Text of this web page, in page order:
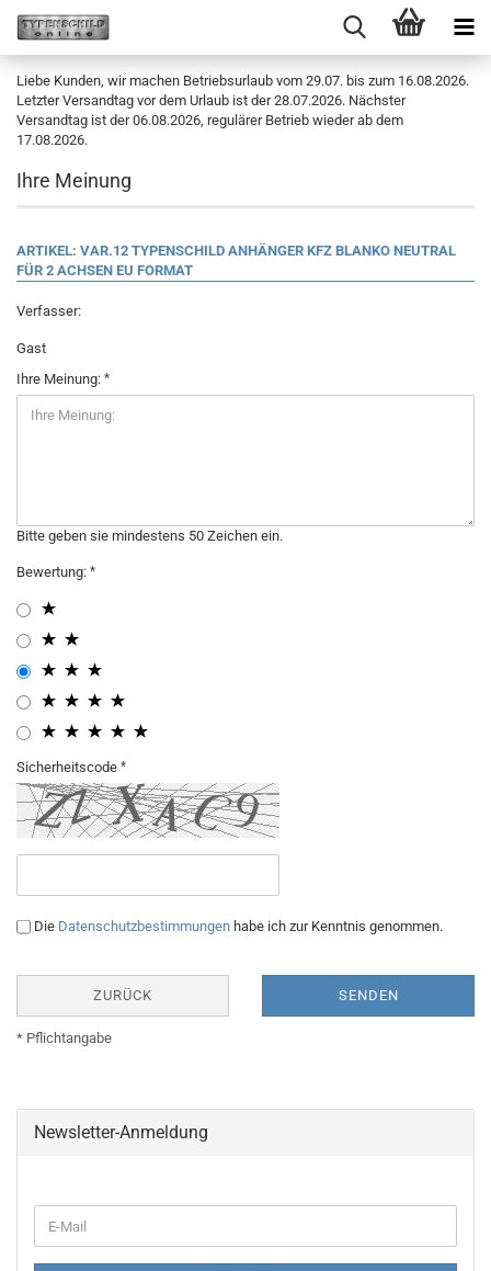
Liebe Kunden, wir machen Betriebsurlaub vom 29.07. bis zum 16.08.2026.
Letzter Versandtag vor dem Urlaub ist der 28.07.2026. Nächster
Versandtag ist der 06.08.2026, regulärer Betrieb wieder ab dem
17.08.2026.
Ihre Meinung
ARTIKEL: VAR.12 TYPENSCHILD ANHÄNGER KFZ BLANKO NEUTRAL
FÜR 2 ACHSEN EU FORMAT
Verfasser:
Gast
Ihre Meinung:
Bitte geben sie mindestens 50 Zeichen ein.
Bewertung:
Sicherheitscode
Die Datenschutzbestimmungen habe ich zur Kenntnis genommen.
ZURÜCK SENDEN
* Pflichtangabe
Newsletter-Anmeldung
ZUR
E-
Mail